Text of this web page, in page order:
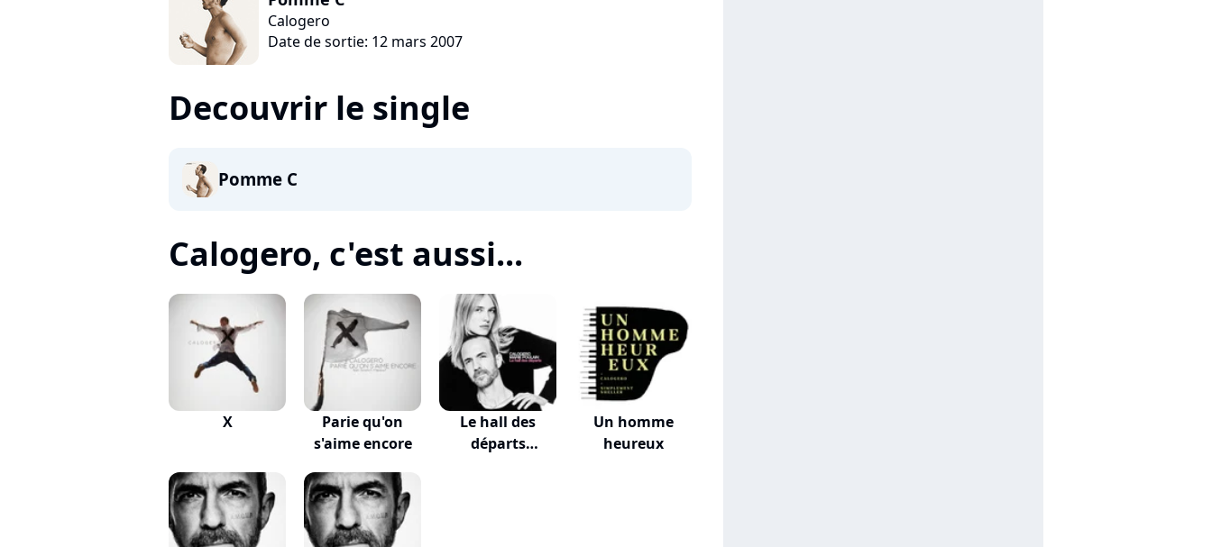
Calogero
Date de sortie: 12 mars 2007
Decouvrir le single
Pomme C
Calogero, c'est aussi...
X
Parie qu'on
s'aime encore
Le hall des
départs
Un homme
heureux